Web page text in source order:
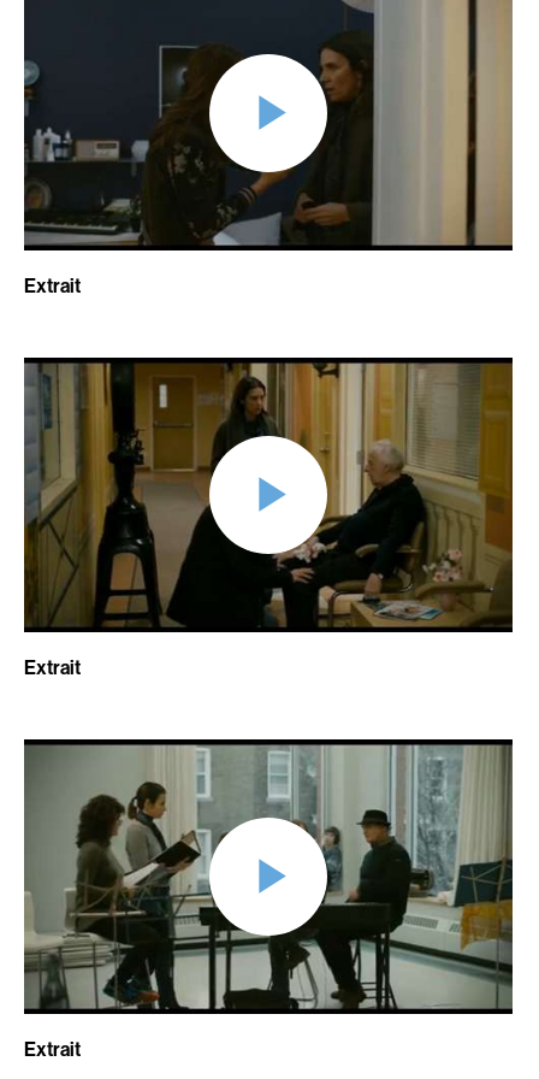
Alacchi Carlo
Albernhe Tremblay Édouard
Albert Geneviève
Aliassa Babek
Alkhalidey Adib
Allard Gabriel
Allard Geneviève
Allen Jeremy Peter
Alleyn Jennifer
Almond Paul
Anderson Michael
André G. Lauraine
Angrignon Yves
Arcand Denys
Archambault Louise
Archambault Sylvain
Arsenault Mychel
Arseneau Bussières Philippe
Arsin Jean
Arson Ann
Asselin Olivier
Asselin Jean-François
Attenborough Richard
Aubert Robin
Aubin David
Aubry François
Audy Michel
Barbancourt Marie Ange
Barbeau Paul
Barbeau Manon
Barbeau-Lavalette Anaïs
Baric Nancy
Barichello Rudy
Baril Céline
Barilliet France
Barnaby Jeff
Barrilliet Fabrice
Baruchel Jay
Barzman Paolo
Bastien Pierre
Beaudin Jean
Extrait
Extrait
Extrait